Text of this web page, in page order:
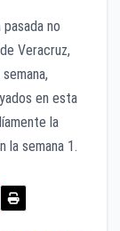
no
Veracruz,
en esta
la
la semana 1.